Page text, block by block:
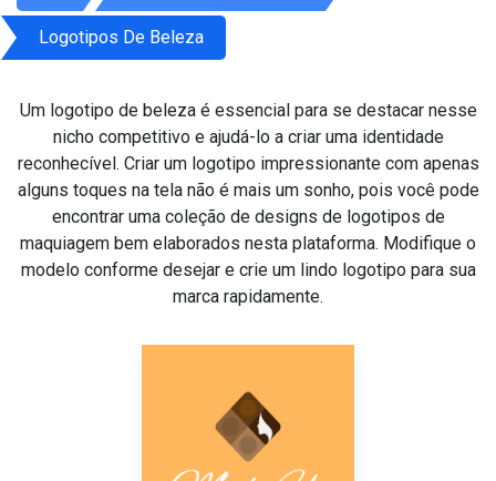
Logotipos De Beleza
Um logotipo de beleza é essencial para se destacar nesse
nicho competitivo e ajudá-lo a criar uma identidade
reconhecível. Criar um logotipo impressionante com apenas
alguns toques na tela não é mais um sonho, pois você pode
encontrar uma coleção de designs de logotipos de
maquiagem bem elaborados nesta plataforma. Modifique o
modelo conforme desejar e crie um lindo logotipo para sua
marca rapidamente.